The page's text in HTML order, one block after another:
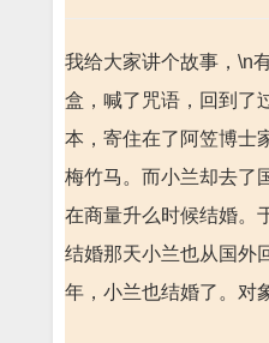
我给大家讲个故事，\n
盒，喊了咒语，回到了
本，寄住在了阿笠博士
梅竹马。而小兰却去了
在商量升么时候结婚。
结婚那天小兰也从国外
年，小兰也结婚了。对